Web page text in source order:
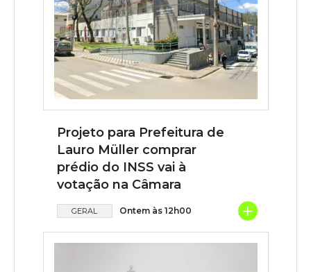
Projeto para Prefeitura de
Lauro Müller comprar
prédio do INSS vai à
votação na Câmara
GERAL Ontem às 12h00 +